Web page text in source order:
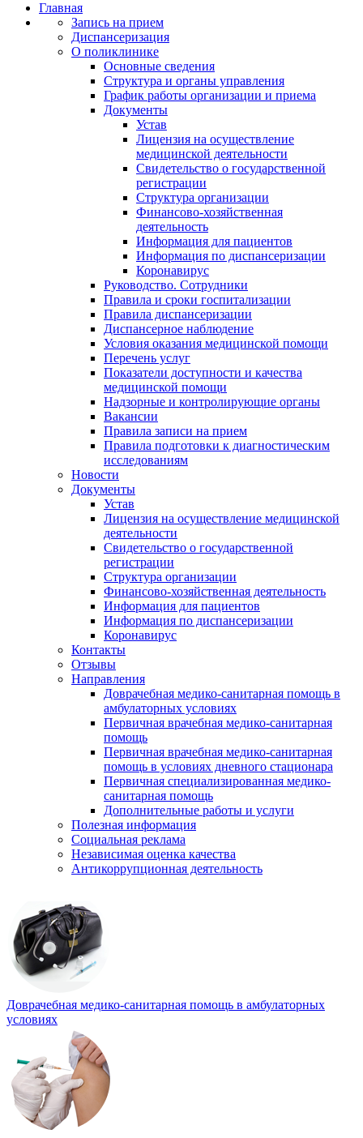
Главная
Запись на прием
Диспансеризация
О поликлинике
Основные сведения
Структура и органы управления
График работы организации и приема
Документы
Устав
Лицензия на осуществление
медицинской деятельности
Свидетельство о государственной
регистрации
Структура организации
Финансово-хозяйственная
деятельность
Информация для пациентов
Информация по диспансеризации
Коронавирус
Руководство. Сотрудники
Правила и сроки госпитализации
Правила диспансеризации
Диспансерное наблюдение
Условия оказания медицинской помощи
Перечень услуг
Показатели доступности и качества
медицинской помощи
Надзорные и контролирующие органы
Вакансии
Правила записи на прием
Правила подготовки к диагностическим
исследованиям
Новости
Документы
Устав
Лицензия на осуществление медицинской
деятельности
Свидетельство о государственной
регистрации
Структура организации
Финансово-хозяйственная деятельность
Информация для пациентов
Информация по диспансеризации
Коронавирус
Контакты
Отзывы
Направления
Доврачебная медико-санитарная помощь в
амбулаторных условиях
Первичная врачебная медико-санитарная
помощь
Первичная врачебная медико-санитарная
помощь в условиях дневного стационара
Первичная специализированная медико-
санитарная помощь
Дополнительные работы и услуги
Полезная информация
Социальная реклама
Независимая оценка качества
Антикоррупционная деятельность
Доврачебная медико-санитарная помощь в амбулаторных
условиях